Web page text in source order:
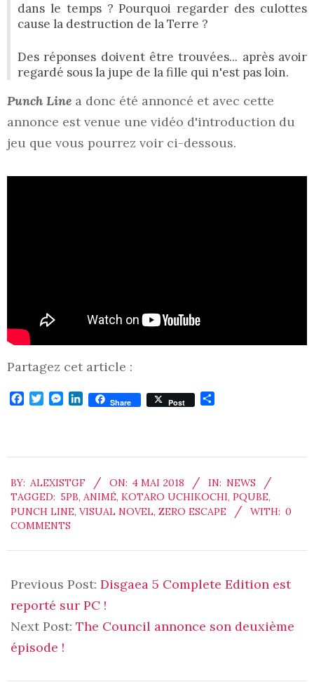
dans le temps ? Pourquoi regarder des culottes
cause la destruction de la Terre ?
Des réponses doivent être trouvées... après avoir
regardé sous la jupe de la fille qui n'est pas loin.
Punch Line a donc été annoncé et avec cette
annonce est venue une vidéo d'introduction du
jeu que vous pourrez voir ci-dessous.
Partagez cet article :
Facebook
TwitterMessenger
LinkedIn
Share Post
05-
04
BY: ALEXISTGF ON: 4 MAI 2018 IN: NEWS
TAGGED: 5PB, ANIMÉ, KOTARO UCHIKOCHI, PQUBE,
PUNCH LINE, VISUAL NOVEL, ZERO ESCAPE WITH: 0
COMMENTS
Previous Post: Disgaea 5 Complete Edition est
reporté sur PC !
Next Post: The Council annonce son deuxième
épisode !